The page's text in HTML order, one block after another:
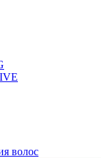
волос